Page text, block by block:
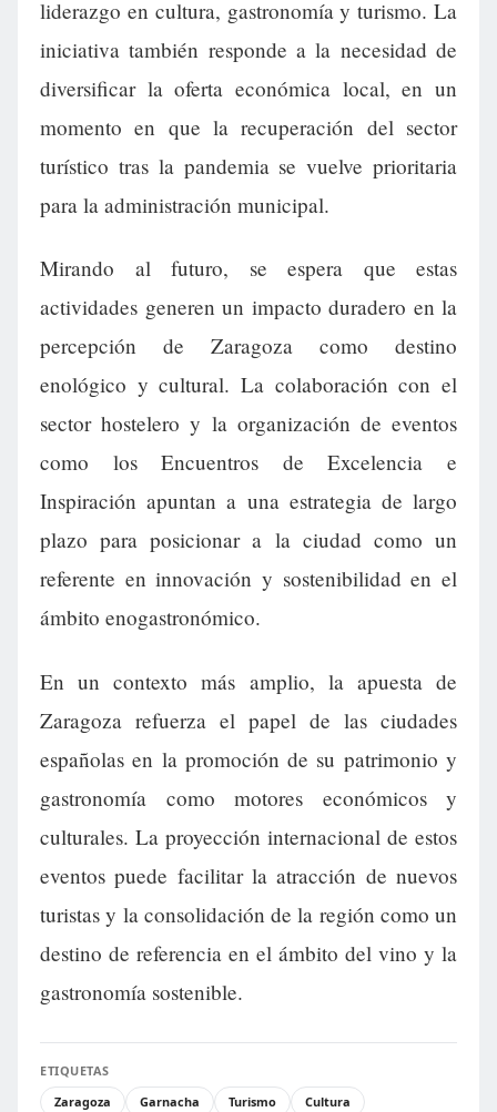
liderazgo en cultura, gastronomía y turismo. La
iniciativa también responde a la necesidad de
diversificar la oferta económica local, en un
momento en que la recuperación del sector
turístico tras la pandemia se vuelve prioritaria
para la administración municipal.
Mirando al futuro, se espera que estas
actividades generen un impacto duradero en la
percepción de Zaragoza como destino
enológico y cultural. La colaboración con el
sector hostelero y la organización de eventos
como los Encuentros de Excelencia e
Inspiración apuntan a una estrategia de largo
plazo para posicionar a la ciudad como un
referente en innovación y sostenibilidad en el
ámbito enogastronómico.
En un contexto más amplio, la apuesta de
Zaragoza refuerza el papel de las ciudades
españolas en la promoción de su patrimonio y
gastronomía como motores económicos y
culturales. La proyección internacional de estos
eventos puede facilitar la atracción de nuevos
turistas y la consolidación de la región como un
destino de referencia en el ámbito del vino y la
gastronomía sostenible.
ETIQUETAS
Zaragoza
Garnacha Turismo
Cultura